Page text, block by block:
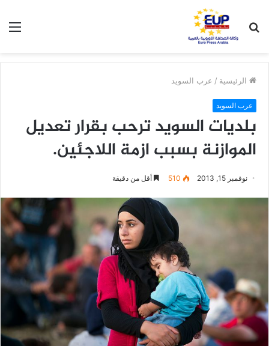
عن
الرئيسية / عرب السويد
عرب السويد
بلديات السويد ترحب بقرار تعديل
الموازنة بسبب ازمة اللاجئين.
نوفمبر 15, 2013 510 أقل من دقيقة